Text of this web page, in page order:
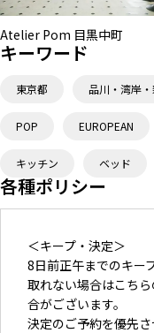
Atelier Pom 目黒中町
キーワード
東京都 品川・湾岸
POP EUROPEAN
キッチン ベッド
各種ポリシー
＜キープ・決定＞
8日前正午までのキー
取れない場合はこち
合がございます。
決定のご予約を優先さ